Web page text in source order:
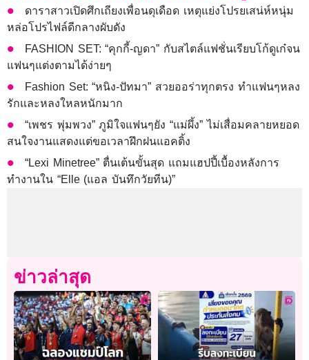
ดาราสาวเปิดศึกเถียงเพื่อนดุเดือด เหตุแย่งโปรยเสน่ห์หนุ่ม
หล่อโปรไฟล์ดีกลางผับดัง
FASHION SET: “คุกกี้-ญดา” กับสไตล์แฟชั่นเรียบโก้ดูเก๋จน
แฟนๆแต่งตามได้ง่ายๆ
Fashion Set: “หนิง-ปัทมา” สวยออร่าทุกตรง ทำแฟนๆหลง
รักและหลงใหลหนักมาก
“เพชร พุ่มพวง” ภูมิใจแฟนๆยัง “แม่ผึ้ง” ไม่เสื่อมคลายหยอด
สนใจงานแสดงแต่ขอเวลาฝึกฝนแอคติ้ง
“Lexi Minetree” ตื่นเต้นขั้นสุด แถมแฮปปี้เบื้องหลังการ
ทำงานใน “Elle (แอล บันทึกวัยทีน)”
ข่าวล่าสุด